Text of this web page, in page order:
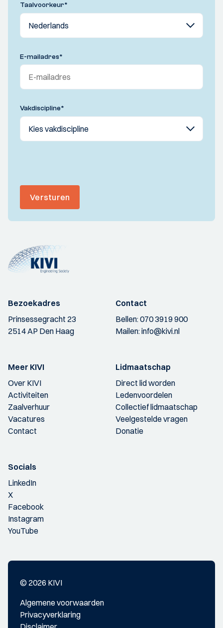
Taalvoorkeur*
E-mailadres*
Vakdiscipline*
Versturen
Bezoekadres
Prinsessegracht 23
2514 AP Den Haag
Contact
Bellen:070 3919 900
Mailen:info@kivi.nl
Meer KIVI
Over KIVI
Activiteiten
Zaalverhuur
Vacatures
Contact
Lidmaatschap
Direct lid worden
Ledenvoordelen
Collectief lidmaatschap
Veelgestelde vragen
Donatie
Socials
LinkedIn
X
Facebook
Instagram
YouTube
© 2026 KIVI
Algemene voorwaarden
Privacyverklaring